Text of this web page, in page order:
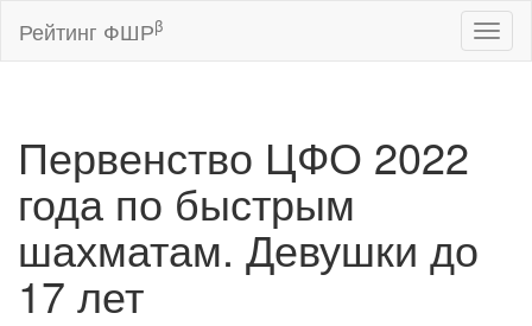
Рейтинг ФШРβ
Первенство ЦФО 2022
года по быстрым
шахматам. Девушки до
17 лет